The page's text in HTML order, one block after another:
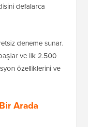
defalarca
deneme sunar.
ve ilk 2.500
özelliklerini ve
Arada